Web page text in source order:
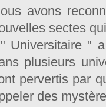
avons
sectes
Universitaire "
plusieurs
pervertis par
des